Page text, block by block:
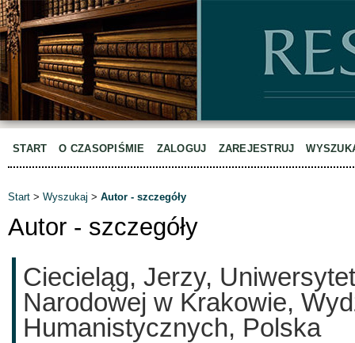
START O CZASOPIŚMIE ZALOGUJ ZAREJESTRUJ
Start > Wyszukaj > Autor - szczegóły
Autor - szczegóły
Ciecieląg, Jerzy,
Narodowej w Krakowie,
Humanistycznych, Polska